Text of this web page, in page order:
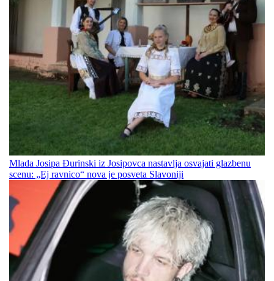
Mlada Josipa Đurinski iz Josipovca nastavlja osvajati glazbenu
scenu: „Ej ravnico“ nova je posveta Slavoniji